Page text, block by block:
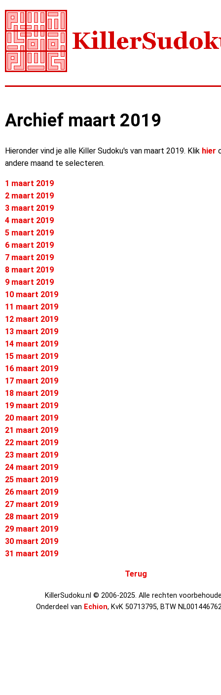
Archief maart 2019
Hieronder vind je alle Killer Sudoku's van maart 2019. Klik hier
andere maand te selecteren.
1 maart 2019
2 maart 2019
3 maart 2019
4 maart 2019
5 maart 2019
6 maart 2019
7 maart 2019
8 maart 2019
9 maart 2019
10 maart 2019
11 maart 2019
12 maart 2019
13 maart 2019
14 maart 2019
15 maart 2019
16 maart 2019
17 maart 2019
18 maart 2019
19 maart 2019
20 maart 2019
21 maart 2019
22 maart 2019
23 maart 2019
24 maart 2019
25 maart 2019
26 maart 2019
27 maart 2019
28 maart 2019
29 maart 2019
30 maart 2019
31 maart 2019
Terug
KillerSudoku.nl © 2006-2025. Alle rechten
Onderdeel van Echion, KvK 50713795, BTW